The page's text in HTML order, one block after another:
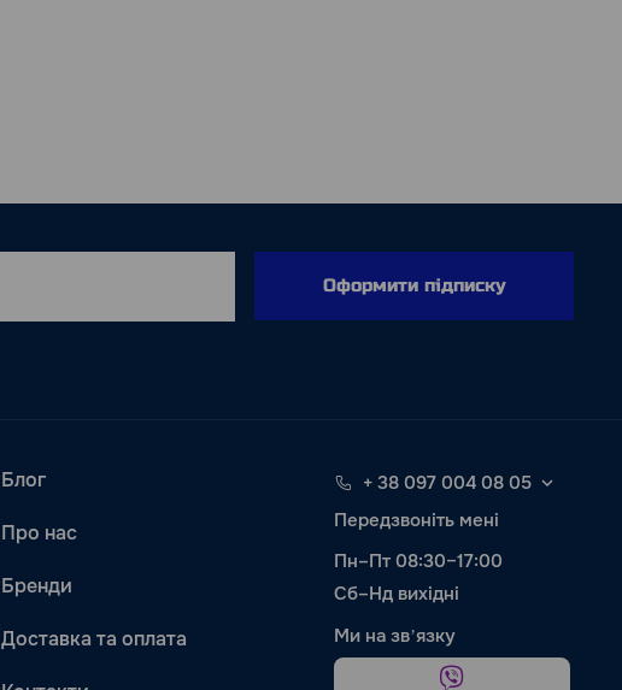
Оформити підписку
Блог
Про нас
Бренди
Доставка та оплата
+ 38 097 004 08 05
Передзвоніть мені
Пн–Пт 08:30–17:00
Сб–Нд вихідні
Ми на звʼязку